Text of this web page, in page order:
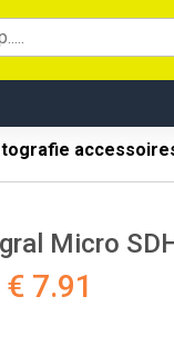
Micro
€ 7.91